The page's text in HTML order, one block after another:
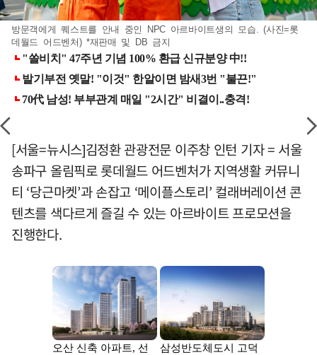
방문객에게 퀘스트를 안내 중인 NPC 아르바이트생의 모습. (사진=롯
데월드 어드벤처) *재판매 및 DB 금지
[서울=뉴시스]김정환 관광전문 이주창 인턴 기자 = 서울
송파구 올림픽로 롯데월드 어드벤처가 지역생활 커뮤니
티 ‘당근마켓’과 손잡고 ‘메이플스토리’ 컬래버레이션 콘
텐츠를 색다르게 즐길 수 있는 아르바이트 프로모션을
진행한다.